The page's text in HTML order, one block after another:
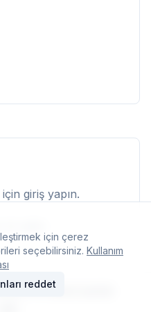
giriş yapın.
yapın.
EkipİletişimÇerez ayarları
için çerez
seçebilirsiniz. Kullanım
reddet